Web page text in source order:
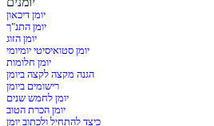
יומן דיכאון
יומן התנ"ך
יומן הזוג
יומן סטואיסיטי יומיומי
יומן חלומות
הגנה מקצה לקצה ביומן
רישומים ביומן
יומן לחמש שנים
יומן הכרת הטוב
כיצד להתחיל ולכתוב יומן